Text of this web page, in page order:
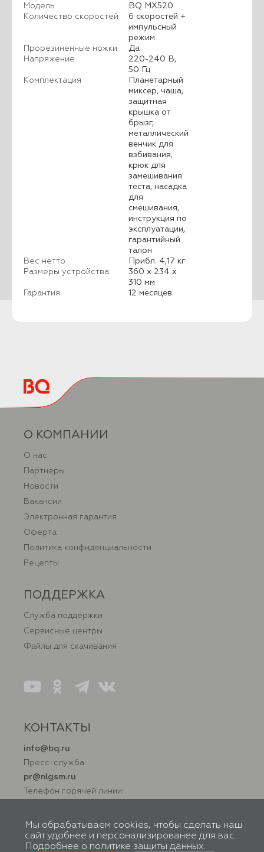
Модель
BQ MX520
Количество скоростей
6 скоростей +
импульсный
режим
Прорезиненные ножки
Да
Напряжение
220-240 В,
50 Гц
Комплектация
Планетарный
миксер, чаша,
защитная
крышка от
брызг,
металлический
венчик для
взбивания,
крюк для
замешивания
теста, насадка
для
смешивания,
инструкция по
эксплуатации,
гарантийный
талон
Вес нетто
Прибл. 4,17 кг
Размеры устройства
360 х 234 х
310 мм
Гарантия
12 месяцев
© BQ, 2026. Все права защищены. Правообладатель товарного знака
О КОМПАНИИ
О нас
Партнеры
Новости
Вакансии
Электронная гарантия
Оферта
Политика конфиденциальности
Рецепты
ПОДДЕРЖКА
Служба поддержки
Сервисные центры
Файлы для скачивания
КОНТАКТЫ
info@bq.ru
Пресс-служба:
pr@nlgsm.ru
Телефон горячей линии:
Мы обрабатываем cookies, чтобы сделать наш
сайт удобнее и персонализированее для вас.
Подробнее о политике защиты данных.